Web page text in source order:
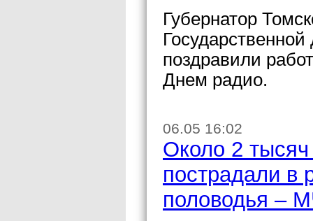
Губернатор
поздравили
Днем радио.
06.05 16:02
Около 2
пострадали в
половодья –